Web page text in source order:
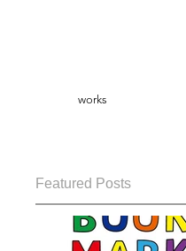
works
Featured Posts